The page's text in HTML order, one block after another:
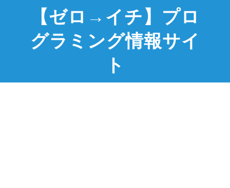
【ゼロ→イチ】プロ
グラミング情報サイ
ト